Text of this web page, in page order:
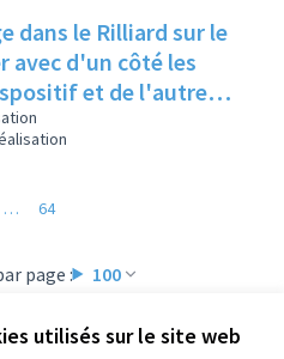
utilisés sur le site web
dans le Rilliard sur le
avec d'un côté les
et de l'autre
de lieux à
page : 100
… 64